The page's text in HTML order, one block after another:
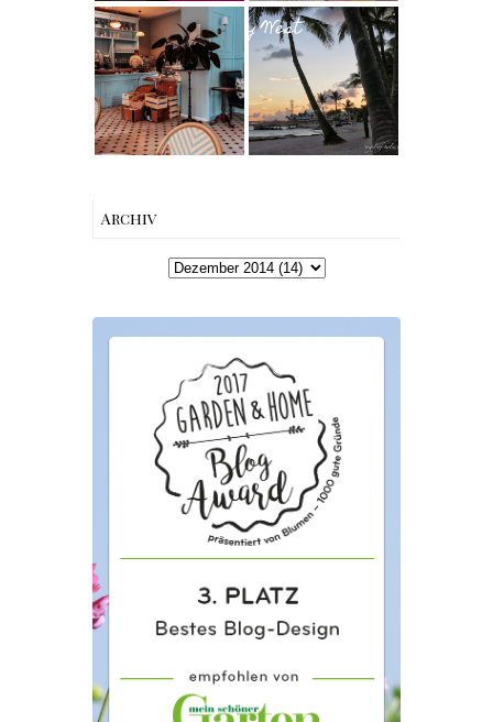
Berlin | Café
L’Berg –
Französischer
Charme mitten
in Berlin-
Wilmersdorf
Reisen - Florida
Roadtrip Part II:
Miami South
Beach bis Key
West | The Nina
Edition
Archiv